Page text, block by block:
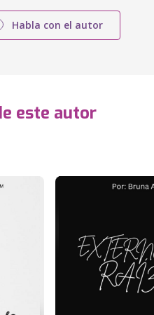
Habla con el autor
este autor